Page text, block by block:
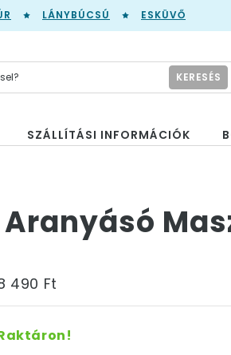
LÁNYBÚCSÚ ESKÜVŐ
KERESÉS
SZÁLLÍTÁSI INFORMÁCIÓK
Aranyásó
490 Ft